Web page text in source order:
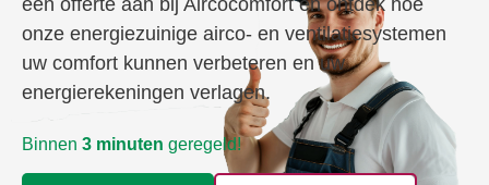
een offerte aan bij Aircocomfort en ontdek hoe
onze energiezuinige airco- en ventilatiesystemen
uw comfort kunnen verbeteren en uw
energierekeningen verlagen.
Binnen 3 minuten geregeld!